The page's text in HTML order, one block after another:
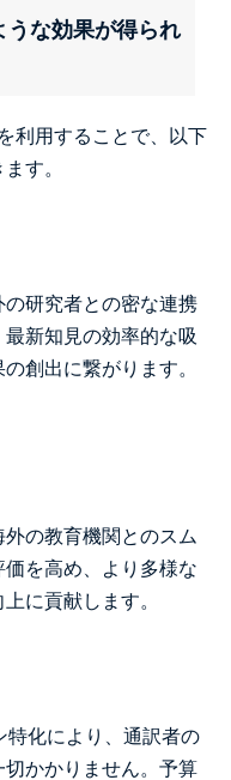
うな効果が得られ
利用することで、以下
す。
研究者との密な連携
新知見の効率的な吸
創出に繋がります。
の教育機関とのスム
を高め、より多様な
に貢献します。
特化により、通訳者の
かかりません。予算